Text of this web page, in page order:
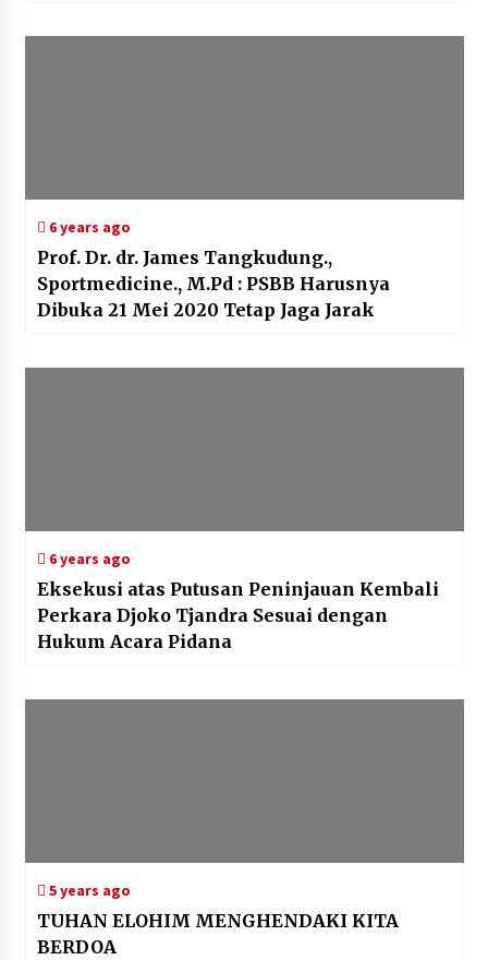
6 years ago
Prof. Dr. dr. James Tangkudung.,
Sportmedicine., M.Pd : PSBB Harusnya
Dibuka 21 Mei 2020 Tetap Jaga Jarak
6 years ago
Eksekusi atas Putusan Peninjauan Kembali
Perkara Djoko Tjandra Sesuai dengan
Hukum Acara Pidana
5 years ago
TUHAN ELOHIM MENGHENDAKI KITA
BERDOA